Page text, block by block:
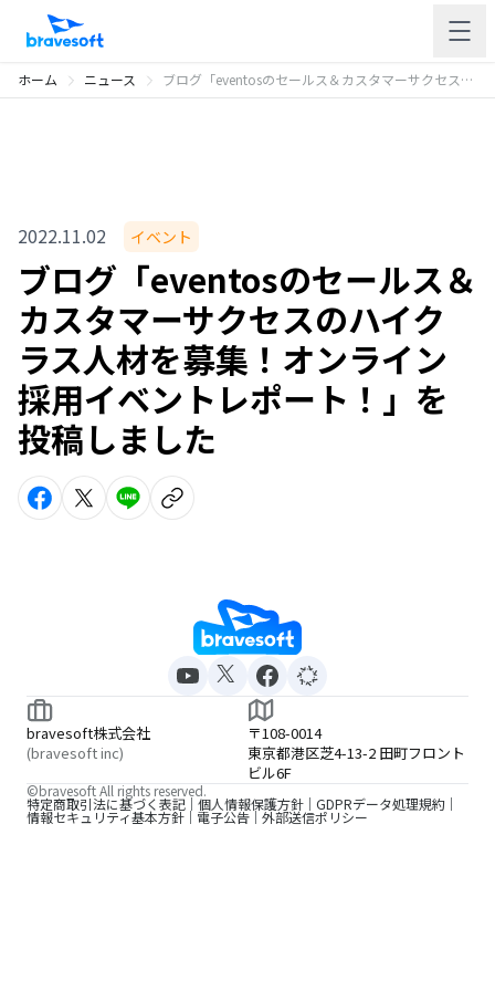
ホーム ニュース ブログ「eventosのセールス＆カスタマーサクセスのハイクラス人材を募集！オンライン採用イベントレポート！」を投稿しました
2022.11.02 イベント
ブログ「eventosのセールス＆
カスタマーサクセスのハイク
ラス人材を募集！オンライン
採用イベントレポート！」を
投稿しました
bravesoft株式会社
(bravesoft inc)
〒108-0014
東京都港区芝4-13-2 田町フロント
ビル6F
特定商取引法に基づく表記 個人情報保護方針 GDPRデータ処理規約
情報セキュリティ基本方針 電子公告 外部送信ポリシー
©bravesoft All rights reserved.